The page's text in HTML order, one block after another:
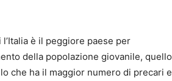
è il peggiore paese per
della popolazione giovanile, quello
che ha il maggior numero di precari e